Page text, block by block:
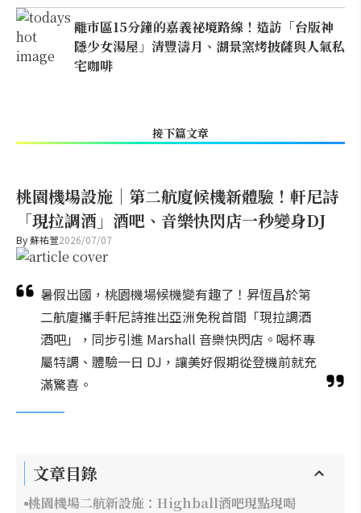
離市區15分鐘的嘉義祕境路線！造訪「台版神
隱少女湯屋」清豐濤月、湖景窯烤披薩與人氣私
宅咖啡
接下篇文章
桃園機場設施｜第二航廈候機新體驗！軒尼詩
「現拉調酒」酒吧、音樂快閃店一秒變身DJ
By蘇祐萱2026/07/07
暑假出國，桃園機場候機變有趣了！昇恆昌於第
二航廈攜手軒尼詩推出亞洲免稅首間「現拉調酒
酒吧」，同步引進 Marshall 音樂快閃店。喝杯專
屬特調、體驗一日 DJ，讓美好假期從登機前就充
滿驚喜。
文章目錄
桃園機場二航新設施：Highball酒吧現點現喝